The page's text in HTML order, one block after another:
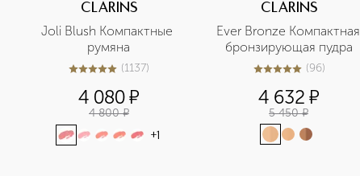
CLARINS
Joli Blush Компактные
румяна
5из 51137 (1137)
4 080¤
4 800 ¤
+1
CLARINS
Ever Bronze Компактная
бронзирующая пудра
5из 596 (96)
4 632 ¤
5 450 ¤